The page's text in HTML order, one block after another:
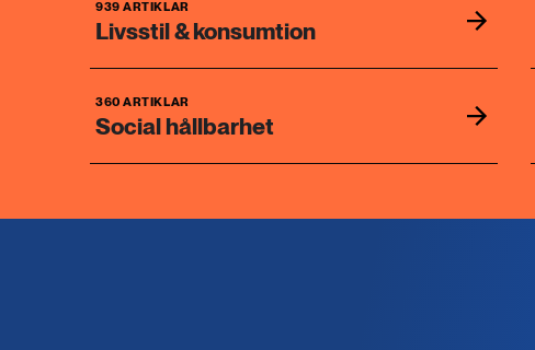
939 ARTIKLAR
Livsstil & konsumtion
360 ARTIKLAR
Social hållbarhet